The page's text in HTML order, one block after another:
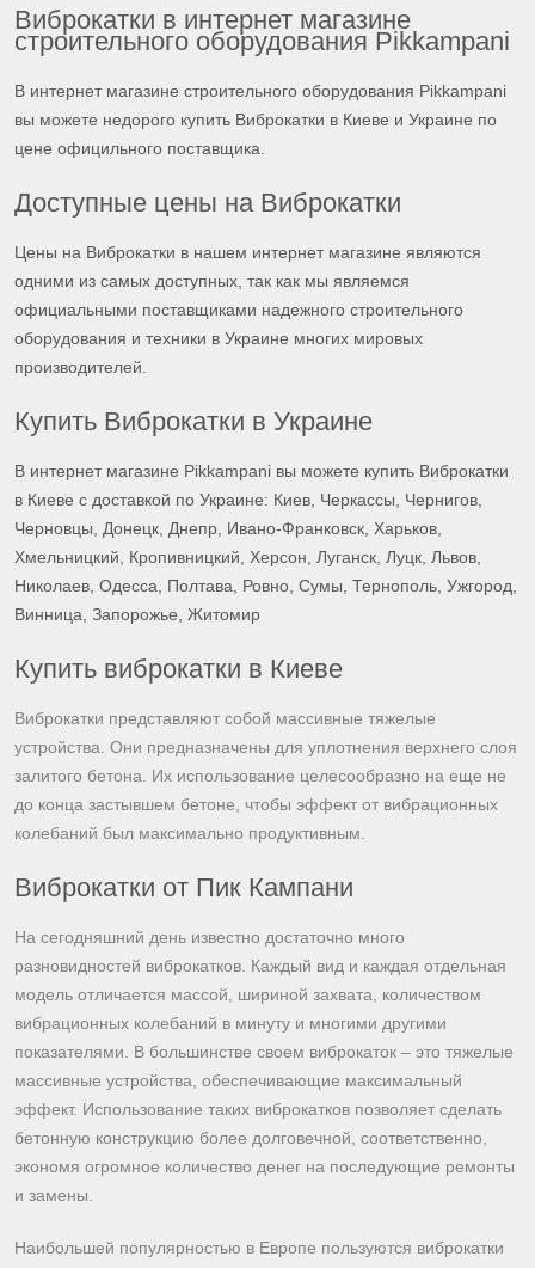
Виброкатки в интернет магазине
строительного оборудования Pikkampani
В интернет магазине строительного оборудования Pikkampani
вы можете недорого купить Виброкатки в Киеве и Украине по
цене официльного поставщика.
Доступные цены на Виброкатки
Цены на Виброкатки в нашем интернет магазине являются
одними из самых доступных, так как мы являемся
официальными поставщиками надежного строительного
оборудования и техники в Украине многих мировых
производителей.
Купить Виброкатки в Украине
В интернет магазине Pikkampani вы можете купить Виброкатки
в Киеве с доставкой по Украине: Киев, Черкассы, Чернигов,
Черновцы, Донецк, Днепр, Ивано-Франковск, Харьков,
Хмельницкий, Кропивницкий, Херсон, Луганск, Луцк, Львов,
Николаев, Одесса, Полтава, Ровно, Сумы, Тернополь, Ужгород,
Винница, Запорожье, Житомир
Купить виброкатки в Киеве
Виброкатки представляют собой массивные тяжелые
устройства. Они предназначены для уплотнения верхнего слоя
залитого бетона. Их использование целесообразно на еще не
до конца застывшем бетоне, чтобы эффект от вибрационных
колебаний был максимально продуктивным.
Виброкатки от Пик Кампани
На сегодняшний день известно достаточно много
разновидностей виброкатков. Каждый вид и каждая отдельная
модель отличается массой, шириной захвата, количеством
вибрационных колебаний в минуту и многими другими
показателями. В большинстве своем виброкаток – это тяжелые
массивные устройства, обеспечивающие максимальный
эффект. Использование таких виброкатков позволяет сделать
бетонную конструкцию более долговечной, соответственно,
экономя огромное количество денег на последующие ремонты
и замены.
Наибольшей популярностью в Европе пользуются виброкатки